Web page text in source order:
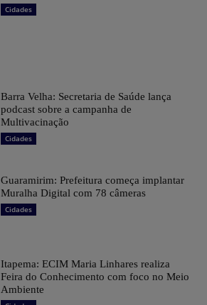
Cidades
Barra Velha: Secretaria de Saúde lança
podcast sobre a campanha de
Multivacinação
Cidades
Guaramirim: Prefeitura começa implantar
Muralha Digital com 78 câmeras
Cidades
Itapema: ECIM Maria Linhares realiza
Feira do Conhecimento com foco no Meio
Ambiente